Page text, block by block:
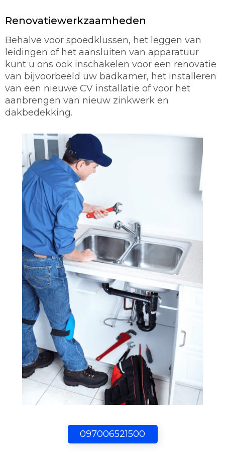
097006521500
Renovatiewerkzaamheden
Behalve voor spoedklussen, het leggen van
leidingen of het aansluiten van apparatuur
kunt u ons ook inschakelen voor een renovatie
van bijvoorbeeld uw badkamer, het installeren
van een nieuwe CV installatie of voor het
aanbrengen van nieuw zinkwerk en
dakbedekking.